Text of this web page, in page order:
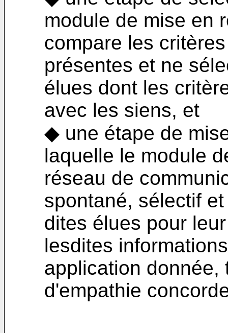
module de mise en
compare les
présentes et ne
élues dont les
avec les siens, et
◆ une étape de
laquelle le module
réseau de
spontané, sélectif
dites élues pour
lesdites
application donnée,
d'empathie